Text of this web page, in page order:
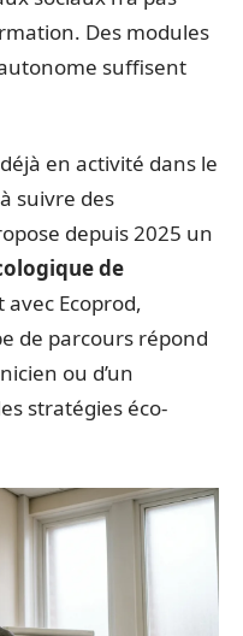
Des modules
suffisent
en activité dans le
suivre des
depuis 2025 un
de
Ecoprod,
de parcours répond
ou d’un
stratégies éco-